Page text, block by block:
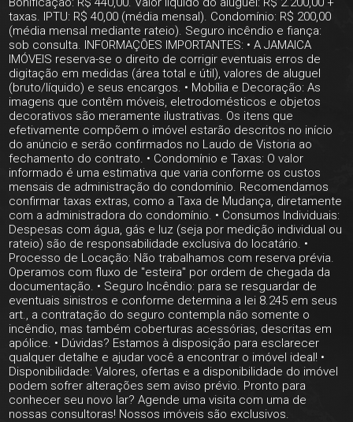
taxas. IPTU: R$ 40,00 (média mensal). Condomínio: R$ 200,00
(média mensal mediante rateio). Seguro incêndio e fiança:
sob consulta. INFORMAÇÕES IMPORTANTES: • A JAMAICA
IMÓVEIS reserva-se o direito de corrigir eventuais erros de
digitação em medidas (área total e útil), valores de aluguel
(bruto/líquido) e seus encargos. • Mobília e Decoração: As
imagens que contêm móveis, eletrodomésticos e objetos
decorativos são meramente ilustrativas. Os itens que
efetivamente compõem o imóvel estarão descritos no início
do anúncio e serão confirmados no Laudo de Vistoria ao
fechamento do contrato. • Condomínio e Taxas: O valor
informado é uma estimativa que varia conforme os custos
mensais de administração do condomínio. Recomendamos
confirmar taxas extras, como a Taxa de Mudança, diretamente
com a administradora do condomínio. • Consumos Individuais:
Despesas com água, gás e luz (seja por medição individual ou
rateio) são de responsabilidade exclusiva do locatário. •
Processo de Locação: Não trabalhamos com reserva prévia.
Operamos com fluxo de "esteira" por ordem de chegada da
documentação. • Seguro Incêndio: para se resguardar de
eventuais sinistros e conforme determina a lei 8.245 em seus
art., a contratação do seguro contempla não somente o
incêndio, mas também coberturas acessórias, descritas em
apólice. • Dúvidas? Estamos à disposição para esclarecer
qualquer detalhe e ajudar você a encontrar o imóvel ideal! •
Disponibilidade: Valores, ofertas e a disponibilidade do imóvel
podem sofrer alterações sem aviso prévio. Pronto para
conhecer seu novo lar? Agende uma visita com uma de
nossas consultoras! Nossos imóveis são exclusivos.